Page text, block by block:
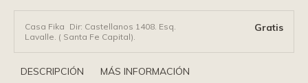
Casa Fika Dir: Castellanos 1408. Esq.
Lavalle. ( Santa Fe Capital).
Gratis
DESCRIPCIÓN MÁS INFORMACIÓN